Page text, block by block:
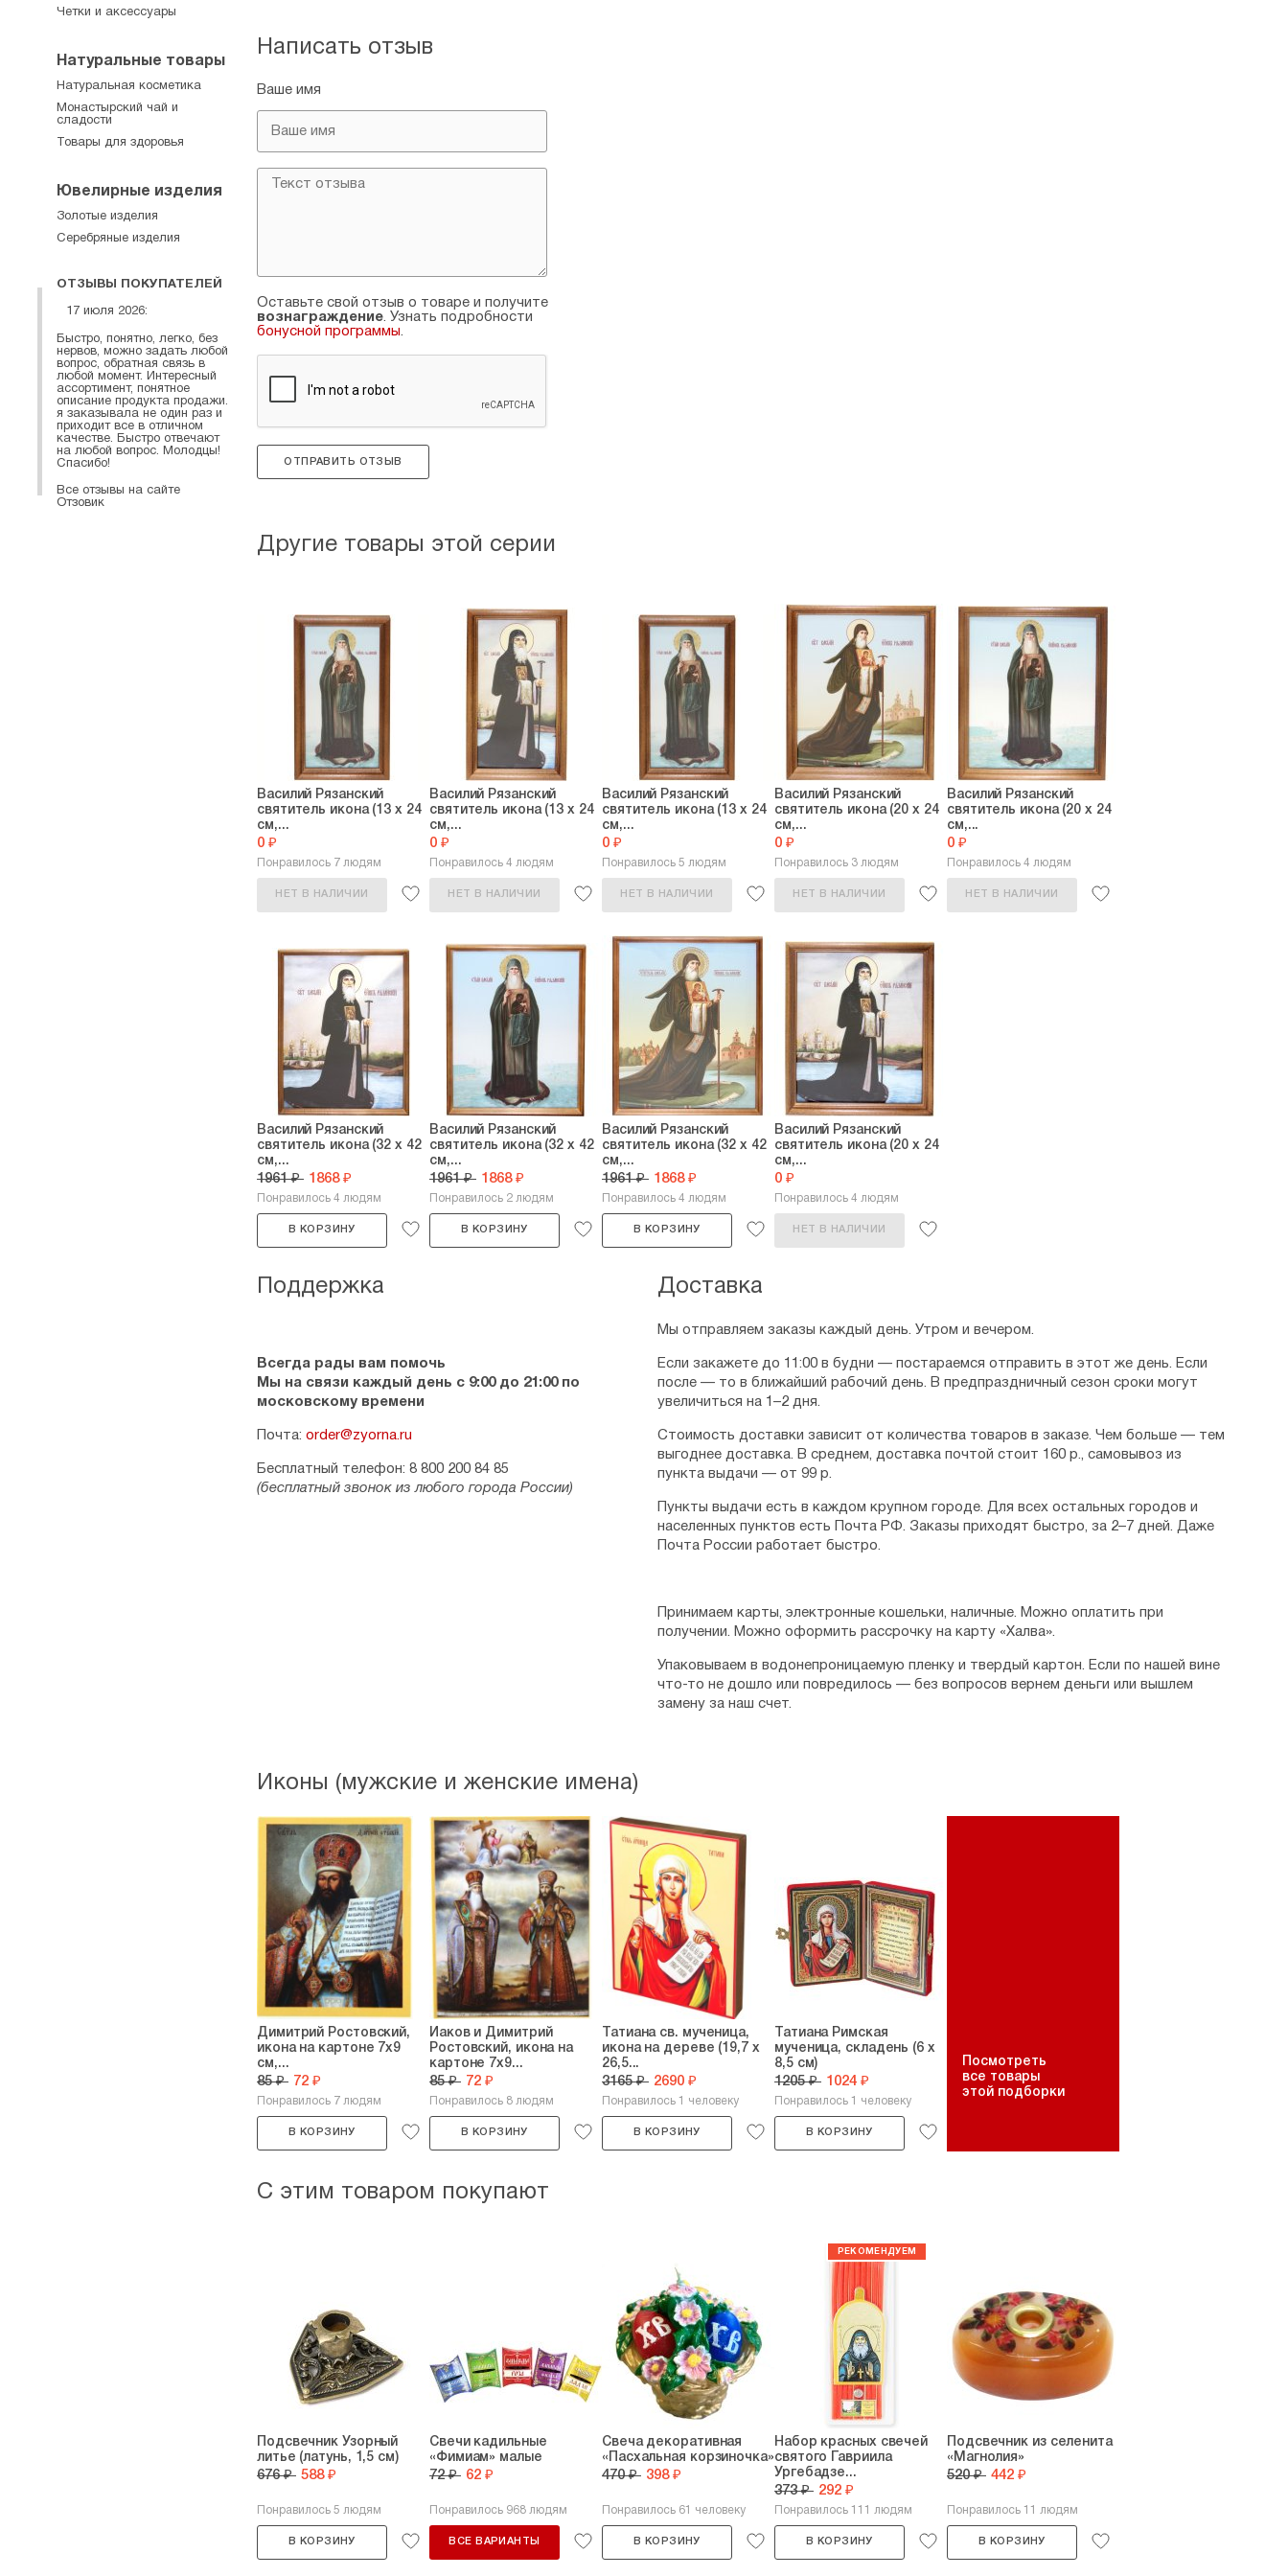
Написать отзыв
Ваше имя
Оставьте свой отзыв о товаре и получите
вознаграждение. Узнать подробности
бонусной программы.
ОТПРАВИТЬ ОТЗЫВ
Другие товары этой серии
Василий Рязанский
святитель икона (13 х 24
см,...
0 ₽
Понравилось 7 людям
НЕТ В НАЛИЧИИ
Василий Рязанский
святитель икона (13 х 24
см,...
0 ₽
Понравилось 4 людям
НЕТ В НАЛИЧИИ
Василий Рязанский
святитель икона (13 х 24
см,...
0 ₽
Понравилось 5 людям
НЕТ В НАЛИЧИИ
Василий Рязанский
святитель икона (20 х 24
см,...
0 ₽
Понравилось 3 людям
НЕТ В НАЛИЧИИ
Василий Рязанский
святитель икона (20 х 24
см,...
0 ₽
Понравилось 4 людям
НЕТ В НАЛИЧИИ
Василий Рязанский
святитель икона (32 х 42
см,...
1961 ₽ 1868 ₽
Понравилось 4 людям
В КОРЗИНУ
Василий Рязанский
святитель икона (32 х 42
см,...
1961 ₽ 1868 ₽
Понравилось 2 людям
В КОРЗИНУ
Василий Рязанский
святитель икона (32 х 42
см,...
1961 ₽ 1868 ₽
Понравилось 4 людям
В КОРЗИНУ
Василий Рязанский
святитель икона (20 х 24
см,...
0 ₽
Понравилось 4 людям
НЕТ В НАЛИЧИИ
Поддержка
Всегда рады вам помочь
Мы на связи каждый день с 9:00 до 21:00 по
московскому времени
Почта: order@zyorna.ru
Бесплатный телефон: 8 800 200 84 85
(бесплатный звонок из любого города России)
Доставка
Мы отправляем заказы каждый день. Утром и вечером.
Если закажете до 11:00 в будни — постараемся отправить в этот же день. Если
после — то в ближайший рабочий день. В предпраздничный сезон сроки могут
увеличиться на 1–2 дня.
Стоимость доставки зависит от количества товаров в заказе. Чем больше — тем
выгоднее доставка. В среднем, доставка почтой стоит 160 р., самовывоз из
пункта выдачи — от 99 р.
Пункты выдачи есть в каждом крупном городе. Для всех остальных городов и
населенных пунктов есть Почта РФ. Заказы приходят быстро, за 2–7 дней. Даже
Почта России работает быстро.
Принимаем карты, электронные кошельки, наличные. Можно оплатить при
получении. Можно оформить рассрочку на карту «Халва».
Упаковываем в водонепроницаемую пленку и твердый картон. Если по нашей вине
что-то не дошло или повредилось — без вопросов вернем деньги или вышлем
замену за наш счет.
Иконы (мужские и женские имена)
Димитрий Ростовский,
икона на картоне 7х9
см,...
85 ₽ 72 ₽
Понравилось 7 людям
В КОРЗИНУ
Иаков и Димитрий
Ростовский, икона на
картоне 7х9...
85 ₽ 72 ₽
Понравилось 8 людям
В КОРЗИНУ
Татиана св. мученица,
икона на дереве (19,7 х
26,5...
3165 ₽ 2690 ₽
Понравилось 1 человеку
В КОРЗИНУ
Татиана Римская
мученица, складень (6 х
8,5 см)
1205 ₽ 1024 ₽
Понравилось 1 человеку
В КОРЗИНУ
Посмотреть
все товары
этой подборки
С этим товаром покупают
Подсвечник Узорный
литье (латунь, 1,5 см)
676 ₽ 588 ₽
Понравилось 5 людям
В КОРЗИНУ
Свечи кадильные
«Фимиам» малые
72 ₽ 62 ₽
Понравилось 968 людям
ВСЕ ВАРИАНТЫ
Свеча декоративная
«Пасхальная корзиночка»
470 ₽ 398 ₽
Понравилось 61 человеку
В КОРЗИНУ
Набор красных свечей
святого Гавриила
Ургебадзе...
373 ₽ 292 ₽
Понравилось 111 людям
В КОРЗИНУ
Подсвечник из селенита
«Магнолия»
520 ₽ 442 ₽
Понравилось 11 людям
В КОРЗИНУ
Четки и аксессуары
Натуральные товары
Натуральная косметика
Монастырский чай и
сладости
Товары для здоровья
Ювелирные изделия
Золотые изделия
Серебряные изделия
ОТЗЫВЫ ПОКУПАТЕЛЕЙ
17 июля 2026:
Быстро, понятно, легко, без
нервов, можно задать любой
вопрос, обратная связь в
любой момент. Интересный
ассортимент, понятное
описание продукта продажи.
я заказывала не один раз и
приходит все в отличном
качестве. Быстро отвечают
на любой вопрос. Молодцы!
Спасибо!
Все отзывы на сайте
Отзовик